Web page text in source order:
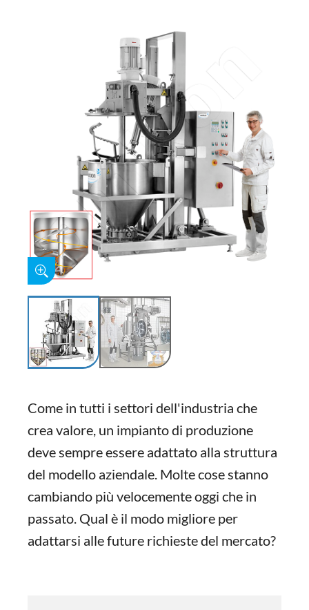
Come in tutti i settori dell'industria che
crea valore, un impianto di produzione
deve sempre essere adattato alla struttura
del modello aziendale. Molte cose stanno
cambiando più velocemente oggi che in
passato. Qual è il modo migliore per
adattarsi alle future richieste del mercato?